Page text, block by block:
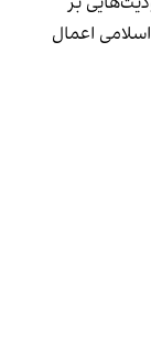
اعمال